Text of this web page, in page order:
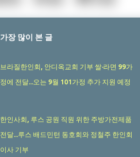
가장 많이 본 글
브라질한인회, 안디옥교회 기부 쌀·라면 99가
정에 전달...오는 9월 101가정 추가 지원 예정
한인사회, 루스 공원 직원 위한 주방가전제품
전달...루스 배드민턴 동호회와 정철주 한인회
이사 기부